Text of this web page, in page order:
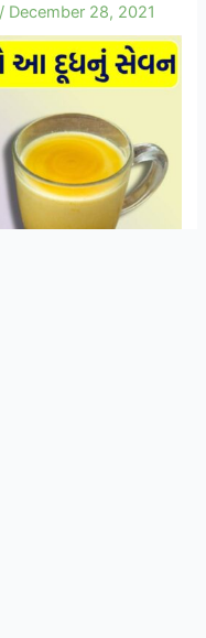
/ December 28, 2021